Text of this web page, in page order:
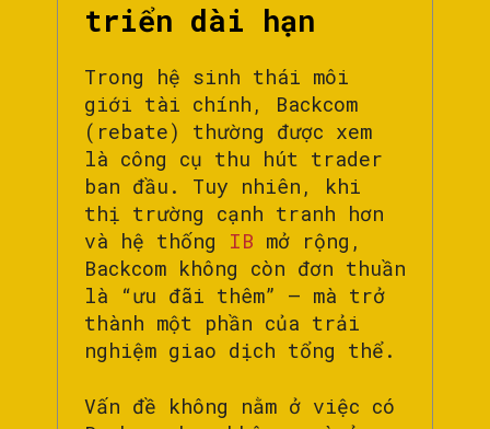
triển dài hạn
Trong hệ sinh thái môi
giới tài chính, Backcom
(rebate) thường được xem
là công cụ thu hút trader
ban đầu. Tuy nhiên, khi
thị trường cạnh tranh hơn
và hệ thống IB mở rộng,
Backcom không còn đơn thuần
là “ưu đãi thêm” — mà trở
thành một phần của trải
nghiệm giao dịch tổng thể.
Vấn đề không nằm ở việc có